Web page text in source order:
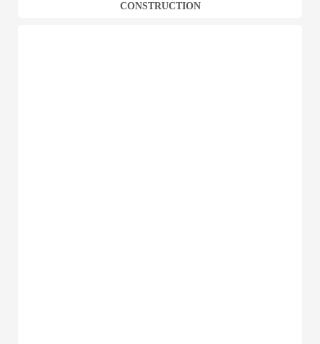
CONSTRUCTION